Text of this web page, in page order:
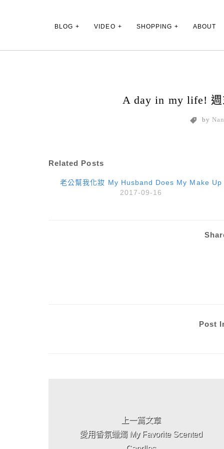
Main Menu
BLOG VIDEO SHOPPING ABOUT
A day in my life!
by
Related Posts
老公幫我化妝 My Husband Does My Make Up
2017-09-16
Post
上一篇文章
愛用香氛蠟燭 My Favorite Scented